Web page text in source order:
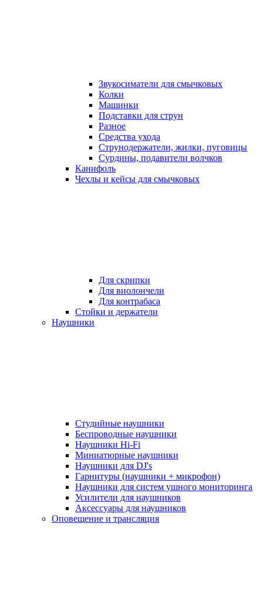
Звукосиматели для смычковых
Колки
Машинки
Подставки для струн
Разное
Средства ухода
Струнодержатели, жилки, пуговицы
Сурдины, подавители волчков
Канифоль
Чехлы и кейсы для смычковых
Для скрипки
Для виолончели
Для контрабаса
Стойки и держатели
Наушники
Студийные наушники
Беспроводные наушники
Наушники Hi-Fi
Миниатюрные наушники
Наушники для DJ's
Гарнитуры (наушники + микрофон)
Наушники для систем ушного мониторинга
Усилители для наушников
Аксессуары для наушников
Оповещение и трансляция